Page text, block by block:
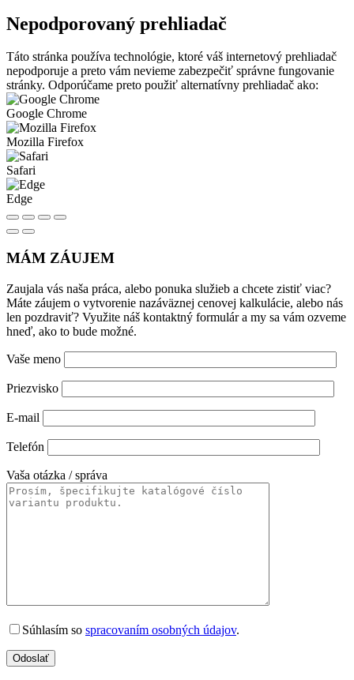
Nepodporovaný prehliadač
Táto stránka používa technológie, ktoré váš internetový prehliadač
nepodporuje a preto vám nevieme zabezpečiť správne fungovanie
stránky. Odporúčame preto použiť alternatívny prehliadač ako:
Google Chrome
Mozilla Firefox
Safari
Edge
MÁM ZÁUJEM
Zaujala vás naša práca, alebo ponuka služieb a chcete zistiť viac?
Máte záujem o vytvorenie nazáväznej cenovej kalkulácie, alebo nás
len pozdraviť? Využite náš kontaktný formulár a my sa vám ozveme
hneď, ako to bude možné.
Vaše meno
Priezvisko
E-mail
Telefón
Vaša otázka / správa
Súhlasím so spracovaním osobných údajov.